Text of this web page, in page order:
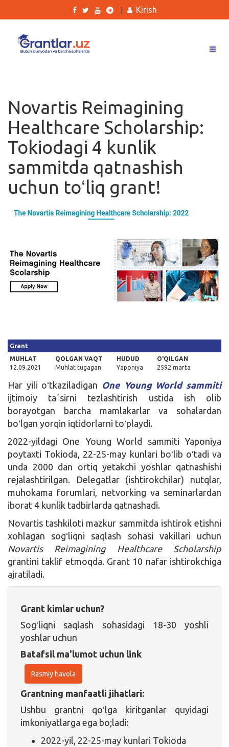
Ishlar
Kurslar
Blog
Yana
Kirish
Novartis Reimagining
Healthcare Scholarship:
Tokiodagi 4 kunlik
sammitda qatnashish
uchun toʻliq grant!
Grant
MUHLAT
12.09.2021
QOLGAN VAQT
Muhlat tugagan
HUDUD
Yaponiya
O'QILGAN
2592 marta
Har yili oʻtkaziladigan One Young World sammiti
ijtimoiy taʼsirni tezlashtirish ustida ish olib
borayotgan barcha mamlakarlar va sohalardan
boʻlgan yorqin iqtidorlarni toʻplaydi.
2022-yildagi One Young World sammiti Yaponiya
poytaxti Tokioda, 22-25-may kunlari boʻlib oʻtadi va
unda 2000 dan ortiq yetakchi yoshlar qatnashishi
rejalashtirilgan. Delegatlar (ishtirokchilar) nutqlar,
muhokama forumlari, netvorking va seminarlardan
iborat 4 kunlik tadbirlarda qatnashadi.
Novartis tashkiloti mazkur sammitda ishtirok etishni
xohlagan sogʻliqni saqlash sohasi vakillari uchun
Novartis Reimagining Healthcare Scholarship
grantini taklif etmoqda. Grant 10 nafar ishtirokchiga
ajratiladi.
Grant kimlar uchun?
Sogʻliqni saqlash sohasidagi 18-30 yoshli
yoshlar uchun
Batafsil ma'lumot uchun link
Rasmiy havola
Grantning manfaatli jihatlari:
Ushbu grantni qoʻlga kiritganlar quyidagi
imkoniyatlarga ega bo;ladi:
2022-yil, 22-25-may kunlari Tokioda